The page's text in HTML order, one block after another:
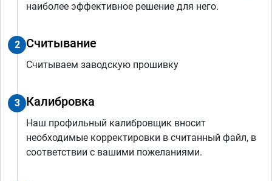
наиболее эффективное решение для него.
2 Считывание
Считываем заводскую прошивку
3 Калибровка
Наш профильный калибровщик вносит
необходимые корректировки в считанный файл, в
соответствии с вашими пожеланиями.